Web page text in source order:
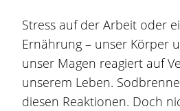
Stress auf der Arbeit oder
Ernährung – unser Körper
unser Magen reagiert auf
unserem Leben.
diesen Reaktionen. Doch